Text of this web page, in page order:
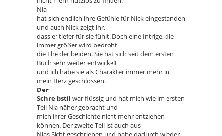
Nia
hat sich endlich ihre Gefühle für Nick eingestanden
und auch Nick zeigt ihr,
dass er tiefer für sie fühlt. Doch eine Intrige, die
immer größer wird bedroht
die Ehe der beiden. Sie hat sich seit dem ersten
Buch sehr weiter entwickelt
und ich habe sie als Charakter immer mehr in
mein Herz geschlossen.
Der
Schreibstil war flüssig und hat mich wie im ersten
Teil Nia näher gebracht und
mich ihrer Geschichte nicht mehr entziehen
können. Der zweite Teil ist auch aus
Nias Sicht geschrieben und habe dadurch wieder